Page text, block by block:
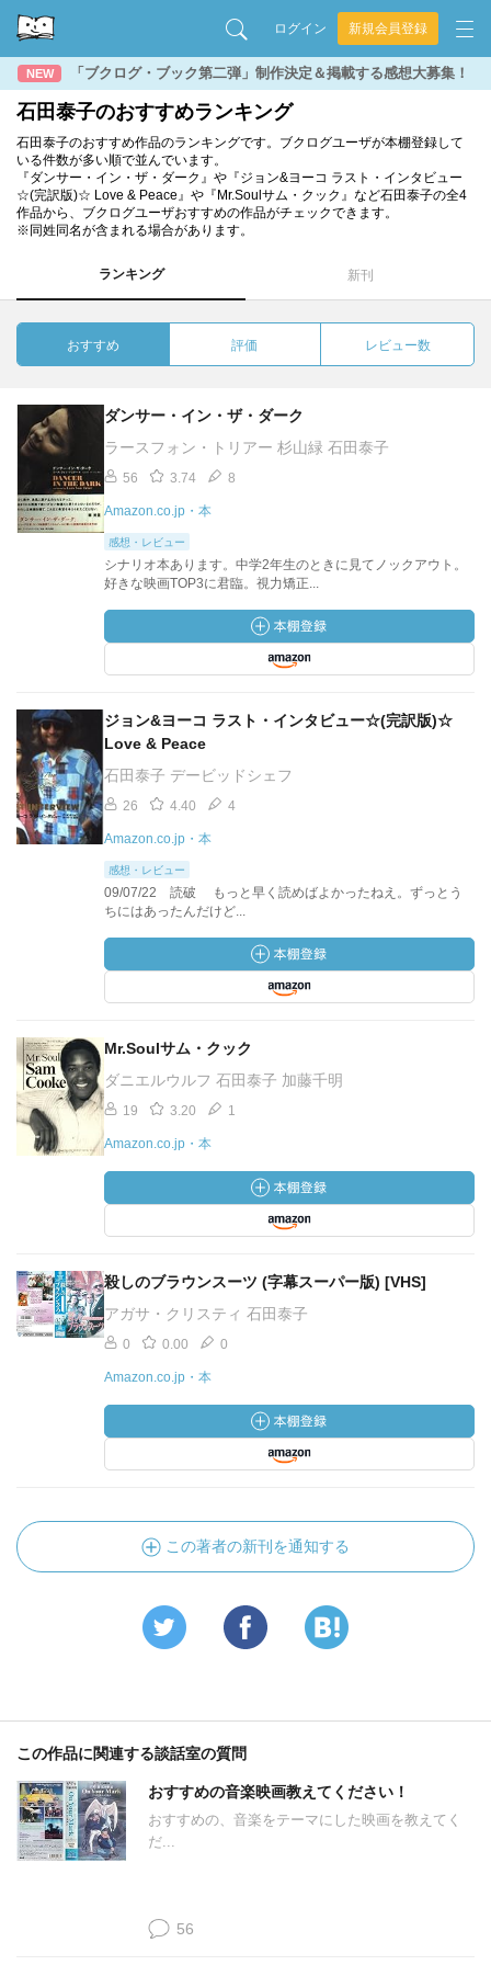
ログイン 新規会員登録
NEW 「ブクログ・ブック第二弾」制作決定＆掲載する感想大募集！
石田泰子のおすすめランキング
石田泰子のおすすめ作品のランキングです。ブクログユーザが本棚登録して
いる件数が多い順で並んでいます。
『ダンサー・イン・ザ・ダーク』や『ジョン&ヨーコ ラスト・インタビュー
☆(完訳版)☆ Love & Peace』や『Mr.Soulサム・クック』など石田泰子の全4
作品から、ブクログユーザおすすめの作品がチェックできます。
※同姓同名が含まれる場合があります。
ランキング 新刊
おすすめ 評価 レビュー数
ダンサー・イン・ザ・ダーク
ラースフォン・トリアー 杉山緑 石田泰子
56 3.74 8
Amazon.co.jp・本
感想・レビュー
シナリオ本あります。中学2年生のときに見てノックアウト。
好きな映画TOP3に君臨。視力矯正...
ジョン&ヨーコ ラスト・インタビュー☆(完訳版)☆
Love & Peace
石田泰子 デービッドシェフ
26 4.40 4
Amazon.co.jp・本
感想・レビュー
09/07/22 読破 もっと早く読めばよかったねえ。ずっとう
ちにはあったんだけど...
Mr.Soulサム・クック
ダニエルウルフ 石田泰子 加藤千明
19 3.20 1
Amazon.co.jp・本
殺しのブラウンスーツ (字幕スーパー版) [VHS]
アガサ・クリスティ 石田泰子
0 0.00 0
Amazon.co.jp・本
この著者の新刊を通知する
この作品に関連する談話室の質問
おすすめの音楽映画教えてください！
おすすめの、音楽をテーマにした映画を教えてく
だ...
56